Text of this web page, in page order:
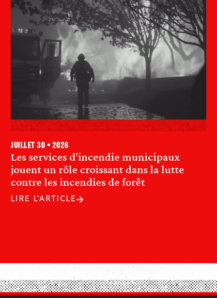
Les services d’incendie municipaux
jouent un rôle croissant dans la lutte
contre les incendies de forêt
juillet 30 • 2026
LIRE L'ARTICLE